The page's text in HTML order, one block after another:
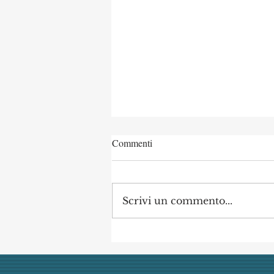
Classica a Uni Vanvitelli
Commenti
Scrivi un commento...